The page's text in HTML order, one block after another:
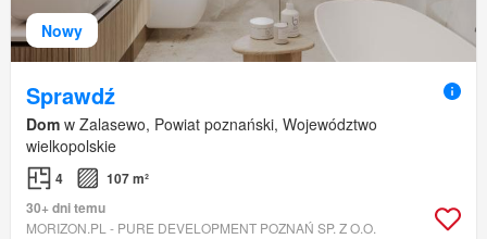
Nowy
Sprawdź
Dom w Zalasewo, Powiat poznański, Województwo
wielkopolskie
4
107 m²
30+ dni temu
MORIZON.PL - PURE DEVELOPMENT POZNAŃ SP. Z O.O.